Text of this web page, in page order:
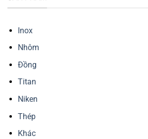
Inox
Nhôm
Đồng
Titan
Niken
Thép
Khác